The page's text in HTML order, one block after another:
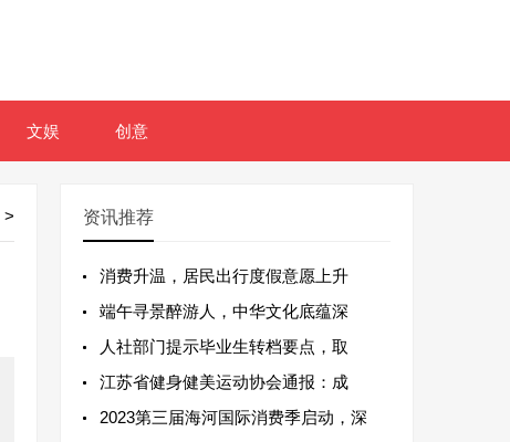
文娱 创意
> 资讯推荐
消费升温，居民出行度假意愿上升
端午寻景醉游人，中华文化底蕴深
人社部门提示毕业生转档要点，取
江苏省健身健美运动协会通报：成
2023第三届海河国际消费季启动，深